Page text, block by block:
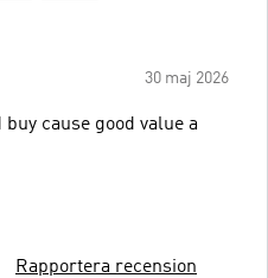
30 maj 2026
cause good value a
Rapportera recension